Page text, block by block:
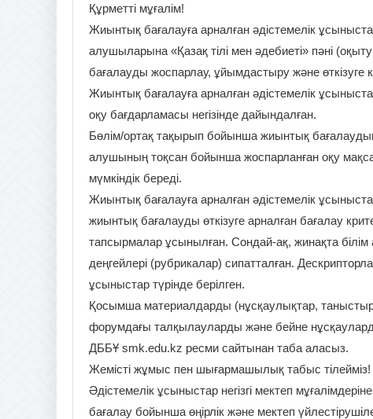
Құрметті мұғалім!
Жиынтық бағалауға арналған әдістемелік
алушыларына «Қазақ тілі мен әдебиеті» пәні
бағалауды жоспарлау, ұйымдастыру және өткізуге
Жиынтық бағалауға арналған әдістемелік
оқу бағдарламасы негізінде дайындалған.
Бөлім/ортақ тақырып бойынша жиынтық
алушының тоқсан бойынша жоспарланған оқу
мүмкіндік береді.
Жиынтық бағалауға арналған әдістемелік
жиынтық бағалауды өткізуге арналған бағалау
тапсырмалар ұсынылған. Сондай-ақ, жинақта білім
деңгейлері (рубрикалар) сипатталған.
ұсыныстар түрінде берілген.
Қосымша материалдарды (нұсқаулықтар,
форумдағы талқылауларды және бейне
ДББҰ smk.edu.kz ресми сайтынан таба аласыз.
Жемісті жұмыс пен шығармашылық табыс тілейміз!
Әдістемелік ұсыныстар негізгі мектеп
бағалау бойынша өңірлік және мектеп